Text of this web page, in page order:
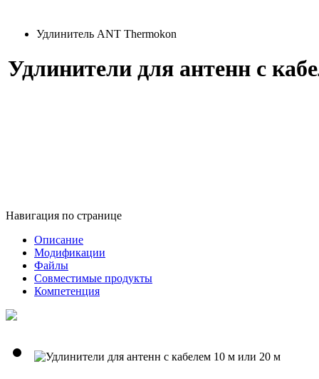
Удлинитель ANT Thermokon
Удлинители для антенн с
Навигация по странице
Описание
Модификации
Файлы
Совместимые продукты
Компетенция